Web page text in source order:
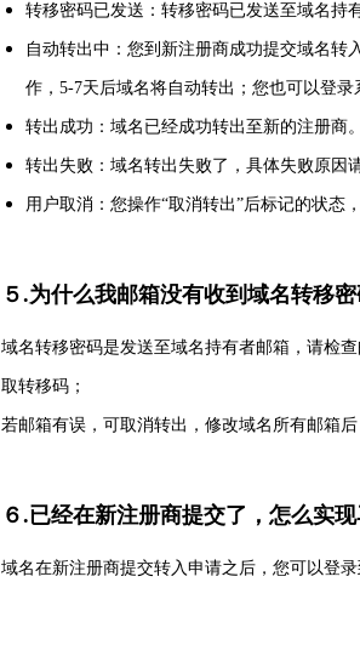
转移密码已发送：转移密码已发送至域名持
自动转出中：您到新注册商成功提交域名转
作，5-7天后域名将自动转出；您也可以登录
转出成功：域名已经成功转出至新的注册商。
转出失败：域名转出失败了，具体失败原因
用户取消：您操作“取消转出”后标记的状态
５.为什么我邮箱没有收到域名转移密
域名转移密码是发送至域名持有者邮箱，请检
取转移码；
若邮箱有误，可取消转出，修改域名所有邮箱后
６.已经在新注册商提交了，怎么实
域名在新注册商提交转入申请之后，您可以登